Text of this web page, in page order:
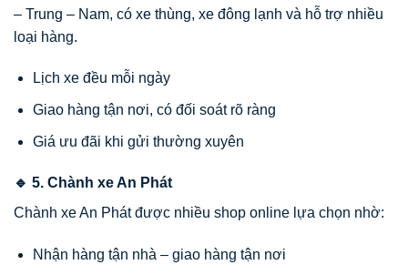
– Trung – Nam, có xe thùng, xe đông lạnh và hỗ trợ nhiều
loại hàng.
Lịch xe đều mỗi ngày
Giao hàng tận nơi, có đối soát rõ ràng
Giá ưu đãi khi gửi thường xuyên
🔹 5. Chành xe An Phát
Chành xe An Phát được nhiều shop online lựa chọn nhờ:
Nhận hàng tận nhà – giao hàng tận nơi